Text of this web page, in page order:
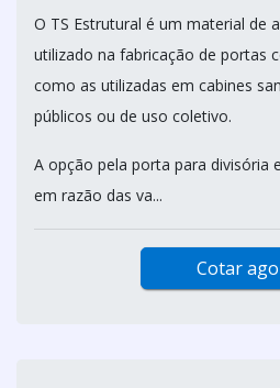
O TS Estrutural é um material de
utilizado na fabricação de portas
como as utilizadas em cabines
públicos ou de uso coletivo.
A opção pela porta para divisória
em razão das va...
Cotar